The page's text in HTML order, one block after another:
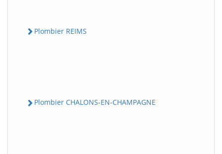
Plombier REIMS
Plombier CHALONS-EN-CHAMPAGNE